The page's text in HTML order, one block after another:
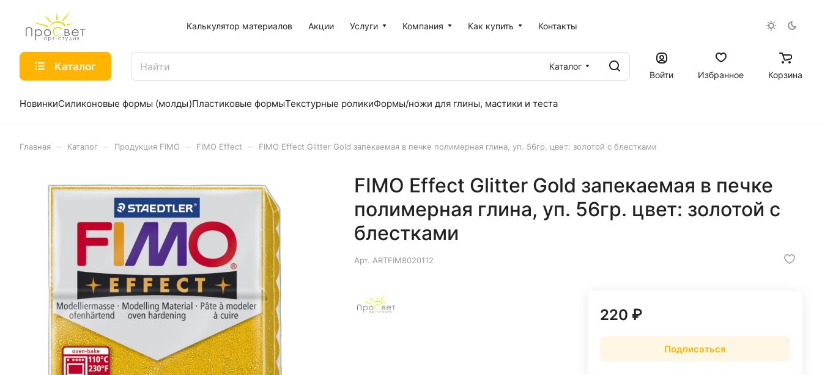
Калькулятор материалов Акции Услуги Компания Как купить Контакты
Каталог
Каталог
Войти
Избранное Корзина
НовинкиСиликоновые формы (молды)Пластиковые формыТекстурные роликиФормы/ножи для глины, мастики и теста
Главная Каталог Продукция FIMO FIMO Effect FIMO Effect Glitter Gold запекаемая в печке полимерная глина, уп. 56гр. цвет: золотой с блестками
FIMO Effect Glitter Gold запекаемая в печке
полимерная глина, уп. 56гр. цвет: золотой с
блестками
Арт. ARTFIM8020112
220 ₽
Подписаться